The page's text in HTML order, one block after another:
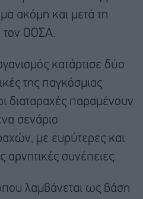
ακόμη και μετά τη
τον ΟΟΣΑ.
κατάρτισε δύο
της παγκόσμιας
διαταραχές παραμένουν
σενάριο
με ευρύτερες και
αρνητικές συνέπειες.
λαμβάνεται ως βάση